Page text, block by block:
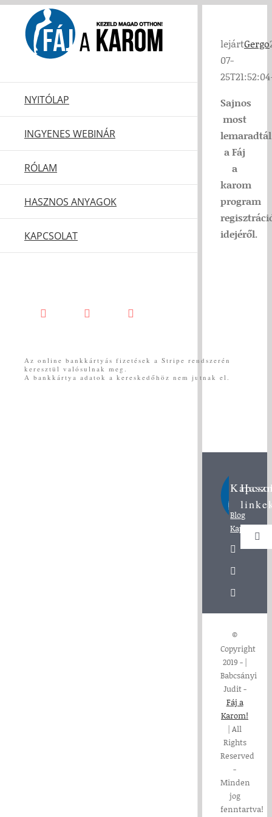
Kihagyás
NYITÓLAP
INGYENES WEBINÁR
RÓLAM
HASZNOS ANYAGOK
KAPCSOLAT
FacebookYouTube Messenger
Az online bankkártyás fizetések a Stripe rendszerén
keresztül valósulnak meg.
A bankkártya adatok a kereskedőhöz nem jutnak el.
lejártGergo
07-
Sajnos
most
lemaradtál
a Fáj
a
karom
program
idejéről.
Blog
Kapcsolat
©
Copyright
2019 - |
Babcsányi
Judit -
Fáj a
Karom!
| All
Rights
Reserved
-
Minden
jog
fenntartva!